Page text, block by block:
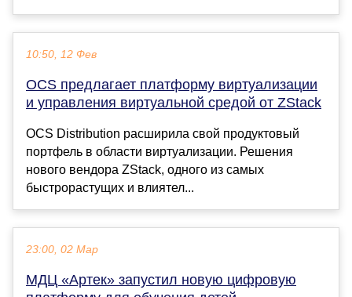
10:50, 12 Фев
OCS предлагает платформу виртуализации
и управления виртуальной средой от ZStack
OCS Distribution расширила свой продуктовый
портфель в области виртуализации. Решения
нового вендора ZStack, одного из самых
быстрорастущих и влиятел...
23:00, 02 Мар
МДЦ «Артек» запустил новую цифровую